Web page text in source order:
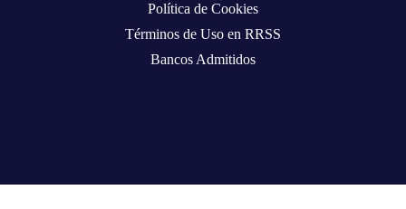
Política de Cookies
Términos de Uso en RRSS
Bancos Admitidos